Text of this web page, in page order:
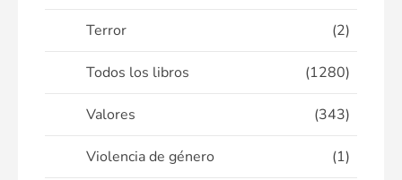
Terror (2)
Todos los libros (1280)
Valores (343)
Violencia de género (1)